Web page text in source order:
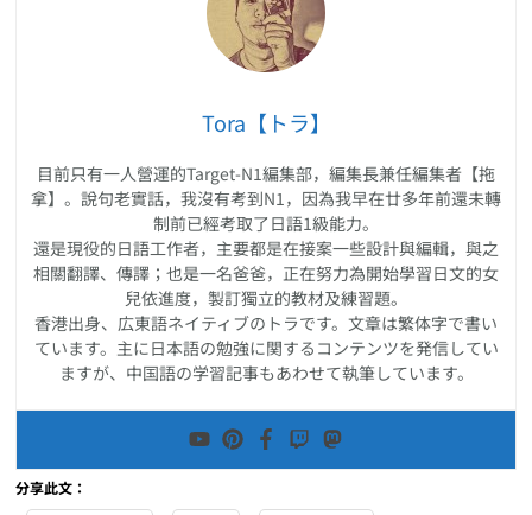
Tora【トラ】
目前只有一人營運的Target-N1編集部，編集長兼任編集者【拖
拿】。說句老實話，我沒有考到N1，因為我早在廿多年前還未轉
制前已經考取了日語1級能力。
還是現役的日語工作者，主要都是在接案一些設計與編輯，與之
相關翻譯、傳譯；也是一名爸爸，正在努力為開始學習日文的女
兒依進度，製訂獨立的教材及練習題。
香港出身、広東語ネイティブのトラです。文章は繁体字で書い
ています。主に日本語の勉強に関するコンテンツを発信してい
ますが、中国語の学習記事もあわせて執筆しています。
分享此文：